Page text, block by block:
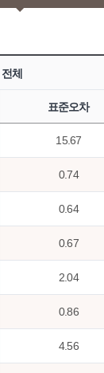
전체
표준오차
15.67
0.74
0.64
0.67
2.04
0.86
4.56